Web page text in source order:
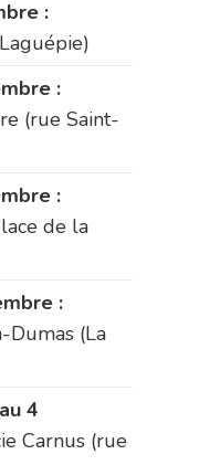
:
:
(rue Saint-
:
de la
:
Dumas (La
4
Carnus (rue